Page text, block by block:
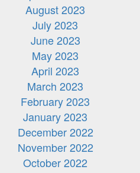
August 2023
July 2023
June 2023
May 2023
April 2023
March 2023
February 2023
January 2023
December 2022
November 2022
October 2022